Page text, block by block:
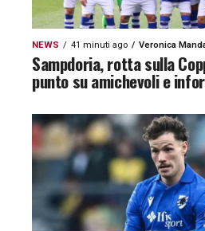
NEWS 41 minuti ago Veronica
Sampdoria, rotta sulla
punto su amichevoli e